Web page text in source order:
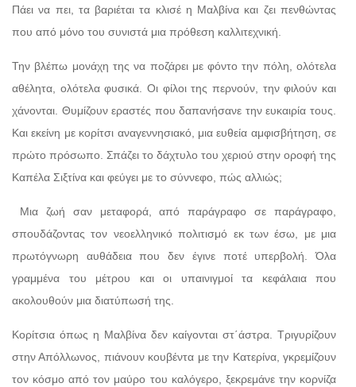
Πάει να πει, τα βαριέται τα κλισέ η Μαλβίνα και ζει πενθώντας
που από μόνο του συνιστά μια πρόθεση καλλιτεχνική.
Την βλέπω μονάχη της να ποζάρει με φόντο την πόλη, ολότελα
αθέλητα, ολότελα φυσικά. Οι φίλοι της περνούν, την φιλούν και
χάνονται. Θυμίζουν εραστές που δαπανήσανε την ευκαιρία τους.
Και εκείνη με κορίτσι αναγεννησιακό, μια ευθεία αμφισβήτηση, σε
πρώτο πρόσωπο. Σπάζει το δάχτυλο του χεριού στην οροφή της
Καπέλα Σιξτίνα και φεύγει με το σύννεφο, πώς αλλιώς;
Μια ζωή σαν μεταφορά, από παράγραφο σε παράγραφο,
σπουδάζοντας τον νεοελληνικό πολιτισμό εκ των έσω, με μια
πρωτόγνωρη αυθάδεια που δεν έγινε ποτέ υπερβολή. Όλα
γραμμένα του μέτρου και οι υπαινιγμοί τα κεφάλαια που
ακολουθούν μια διατύπωσή της.
Κορίτσια όπως η Μαλβίνα δεν καίγονται στ΄άστρα. Τριγυρίζουν
στην Απόλλωνος, πιάνουν κουβέντα με την Κατερίνα, γκρεμίζουν
τον κόσμο από τον μαύρο του καλόγερο, ξεκρεμάνε την κορνίζα